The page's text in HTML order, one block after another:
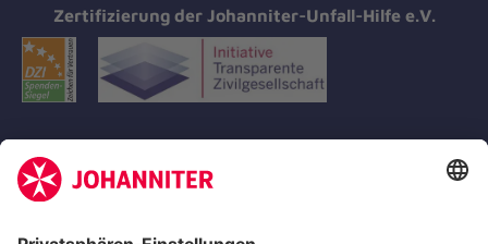
Zertifizierung der Johanniter-Unfall-Hilfe e.V.